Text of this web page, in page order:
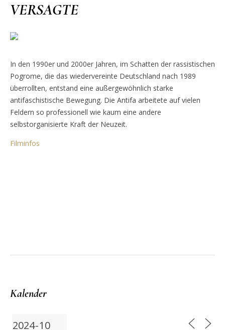
VERSAGTE
In den 1990er und 2000er Jahren, im Schatten der rassistischen
Pogrome, die das wiedervereinte Deutschland nach 1989
überrollten, entstand eine außergewöhnlich starke
antifaschistische Bewegung. Die Antifa arbeitete auf vielen
Feldern so professionell wie kaum eine andere
selbstorganisierte Kraft der Neuzeit.
Filminfos
Kalender